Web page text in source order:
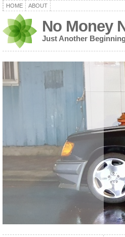
HOME ABOUT
No Money
Just Another Beginning